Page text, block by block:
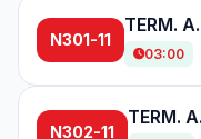
N301-11
03:00
N302-11